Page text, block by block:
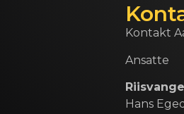
Kontakt
Ansatte
Hans